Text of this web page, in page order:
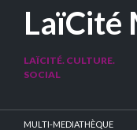
LaïCité
Recherche
LAÏCITÉ. CULTURE.
SOCIAL
MULTI-MEDIATHÈQUE